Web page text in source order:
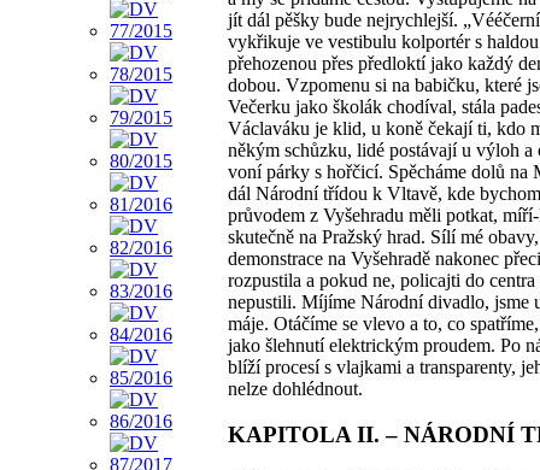
jít dál pěšky bude nejrychlejší.
vykřikuje ve vestibulu kolportér s
přehozenou přes předloktí jako každý
dobou. Vzpomenu si na babičku, které
Večerku jako školák chodíval, stála
Václaváku je klid, u koně čekají ti, kdo
někým schůzku, lidé postávají u výloh a
voní párky s hořčicí. Spěcháme dolů na
dál Národní třídou k Vltavě, kde
průvodem z Vyšehradu měli potkat,
skutečně na Pražský hrad. Sílí mé
demonstrace na Vyšehradě nakonec
rozpustila a pokud ne, policajti do
nepustili. Míjíme Národní divadlo, jsme
máje. Otáčíme se vlevo a to, co
jako šlehnutí elektrickým proudem. Po
blíží procesí s vlajkami a transparenty,
nelze dohlédnout.
KAPITOLA II. – NÁRODNÍ